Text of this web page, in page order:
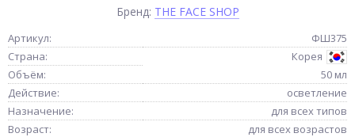
Бренд: THE FACE SHOP
Артикул:
ФШ375
Страна:
Корея
Объём:
50 мл
Действие:
осветление
Назначение:
для всех типов
Возраст:
для всех возрастов